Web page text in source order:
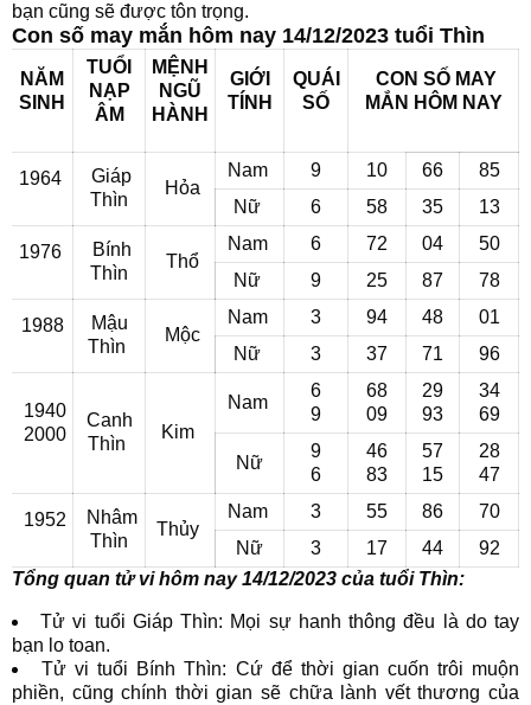
bạn cũng sẽ được tôn trọng.
Con số may mắn hôm nay 14/12/2023 tuổi Thìn
NĂM
SINH
TUỔI
NẠP
ÂM
MỆNH
NGŨ
HÀNH
GIỚI
TÍNH
QUÁI
SỐ
CON SỐ MAY
MẮN HÔM NAY
1964
Giáp
Thìn
Hỏa
Nam 9 10 66
85
Nữ
6 58 35 13
1976
Bính
Thìn
Thổ
Nam 6 72 04
50
Nữ
9 25 87 78
1988
Mậu
Thìn
Mộc
Nam 3 94 48
01
Nữ
3 37 71 96
1940
2000
Canh
Thìn
Kim
Nam
6
9
68
09
29
93
34
69
Nữ
9
6
46
83
57
15
28
47
1952
Nhâm
Thìn
Thủy
Nam 3 55 86
70
Nữ
3 17 44
92
Tổng quan tử vi hôm nay 14/12/2023 của tuổi Thìn:
Tử vi tuổi Giáp Thìn: Mọi sự hanh thông đều là do tay
bạn lo toan.
Tử vi tuổi Bính Thìn: Cứ để thời gian cuốn trôi muộn
phiền, cũng chính thời gian sẽ chữa lành vết thương của